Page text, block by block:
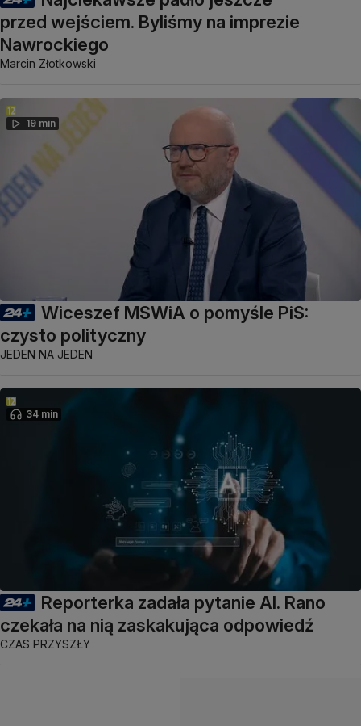
przed wejściem. Byliśmy na imprezie
Nawrockiego
Marcin Złotkowski
19 min
Wiceszef MSWiA o pomyśle PiS:
czysto polityczny
JEDEN NA JEDEN
34 min
Reporterka zadała pytanie AI. Rano
czekała na nią zaskakująca odpowiedź
CZAS PRZYSZŁY